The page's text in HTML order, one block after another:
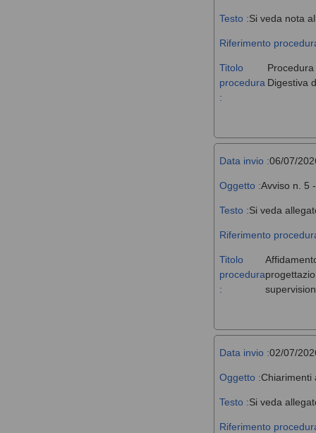
Testo :Si veda nota
Riferimento
Titolo
procedura
:
Digestiva
Data invio :06/07/
Oggetto :Avviso n. 5
Testo :Si veda
Riferimento
Titolo
procedura
:
Data invio :02/07/
Oggetto :Chiarimenti
Testo :Si veda
Riferimento